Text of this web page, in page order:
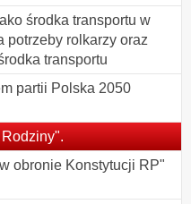
środka transportu w
potrzeby rolkarzy oraz
transportu
partii Polska 2050
obronie Konstytucji RP"